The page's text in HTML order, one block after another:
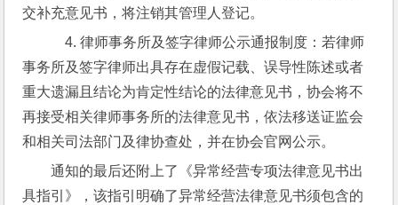
交补充意见书，将注销其管理人登记。
4. 律师事务所及签字律师公示通报制度：若律师
事务所及签字律师出具存在虚假记载、误导性陈述或者
重大遗漏且结论为肯定性结论的法律意见书，协会将不
再接受相关律师事务所的法律意见书，依法移送证监会
和相关司法部门及律协查处，并在协会官网公示。
通知的最后还附上了《异常经营专项法律意见书出
具指引》，该指引明确了异常经营法律意见书须包含的